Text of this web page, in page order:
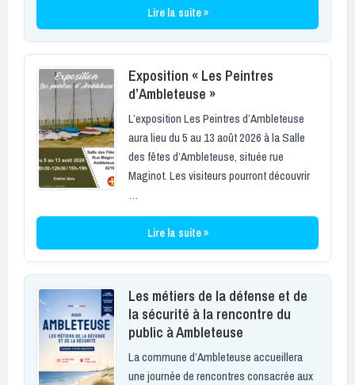
Lire la suite »
Exposition « Les Peintres
d’Ambleteuse »
L’exposition Les Peintres d’Ambleteuse
aura lieu du 5 au 13 août 2026 à la Salle
des fêtes d’Ambleteuse, située rue
Maginot. Les visiteurs pourront découvrir
…
Lire la suite »
Les métiers de la défense et de
la sécurité à la rencontre du
public à Ambleteuse
La commune d’Ambleteuse accueillera
une journée de rencontres consacrée aux